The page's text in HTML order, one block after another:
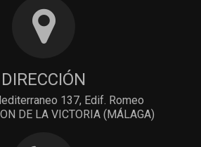
DIRECCIÓN
137, Edif. Romeo
DE LA VICTORIA (MÁLAGA)